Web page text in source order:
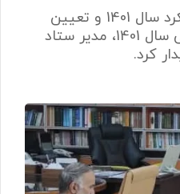
در راستای ارائه گزارش عملکرد سال 1401 و تعیین
نماینده استانداری در ارزیابی سال 1401، مدیر ستاد
کرد.